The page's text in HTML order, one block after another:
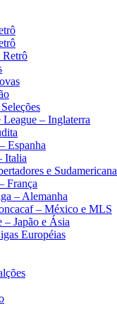
Retrô
League – Inglaterra
Espanha
Italia
e Sudamericana
França
– Alemanha
– México e MLS
– Japão e Ásia
Européias